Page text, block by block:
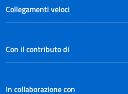
Collegamenti veloci
Con il contributo di
In collaborazione con